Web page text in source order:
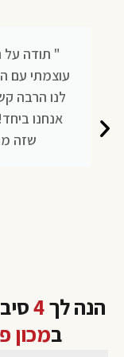
" תודה
עוצמתי עם
לנו הרבה
אנחנו
שזה
הנה לך4
במכון